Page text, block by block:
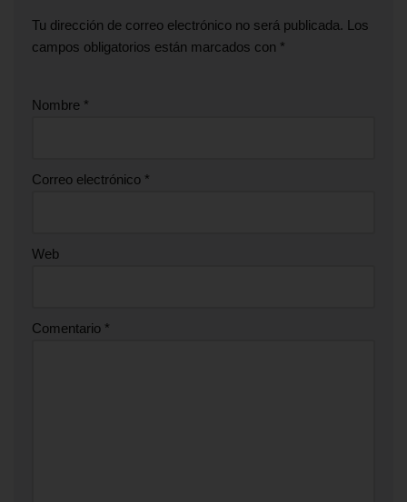
Tu dirección de correo electrónico no será publicada. Los
campos obligatorios están marcados con *
Nombre *
Correo electrónico *
Web
Comentario *